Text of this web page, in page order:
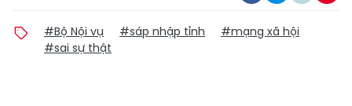
#Bộ Nội vụ #sáp nhập tỉnh
#mạng xã hội
#sai sự thật